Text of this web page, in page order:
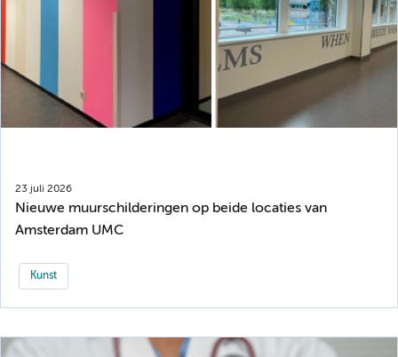
23 juli 2026
Nieuwe muurschilderingen op beide locaties van
Amsterdam UMC
Kunst